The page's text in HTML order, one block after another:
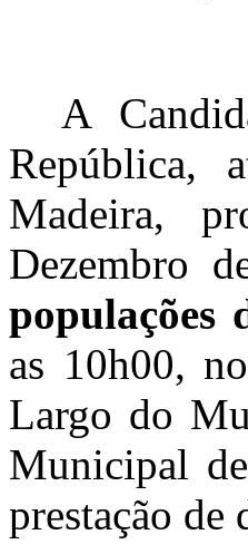
A
República,
Madeira,
Dezembro
populações
as 10h00,
Largo do
Municipal
prestação de